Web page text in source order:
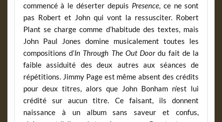
commencé à le déserter depuis Presence, ce ne sont
pas Robert et John qui vont la ressusciter. Robert
Plant se charge comme d’habitude des textes, mais
John Paul Jones domine musicalement toutes les
compositions d’In Through The Out Doordu fait de la
faible assiduité des deux autres aux séances de
répétitions. Jimmy Page est même absent des crédits
pour deux titres, alors que John Bonham n’est lui
crédité sur aucun titre. Ce faisant, ils donnent
naissance à un album sans saveur et confus,